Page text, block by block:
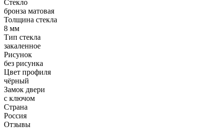
Стекло
бронза матовая
Толщина стекла
8 мм
Тип стекла
закаленное
Рисунок
без рисунка
Цвет профиля
чёрный
Замок двери
с ключом
Страна
Россия
Отзывы